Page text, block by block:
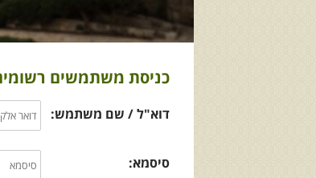
כניסת משתמשים
דוא"ל / שם משתמש:
סיסמא: